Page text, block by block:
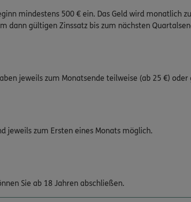
mindestens 500 € ein. Das Geld wird
dann gültigen Zinssatz bis zum nächsten
jeweils zum Monatsende teilweise (ab 25 €)
jeweils zum Ersten eines Monats möglich.
Sie ab 18 Jahren abschließen.